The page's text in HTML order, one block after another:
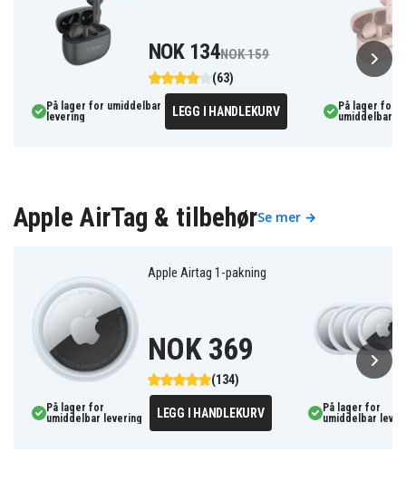
(63)
NOK 134NOK 159
På lager for umiddelbar
levering
LEGG I HANDLEKURV
På lager for
umiddelbar
Apple AirTag & tilbehørSe mer →
Apple Airtag 1-pakning
(134)
NOK 369
På lager for
umiddelbar levering
LEGG I HANDLEKURV
På lager for
umiddelbar